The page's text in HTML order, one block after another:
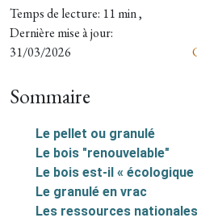
Temps de lecture: 11 min ,
Dernière mise à jour:
31/03/2026
Sommaire
Le pellet ou granulé
Le bois "renouvelable"
Le bois est-il « écologique
Le granulé en vrac
Les ressources nationales